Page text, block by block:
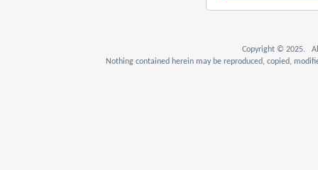
Copyright © 2025. All
Nothing contained herein may be reproduced, copied,